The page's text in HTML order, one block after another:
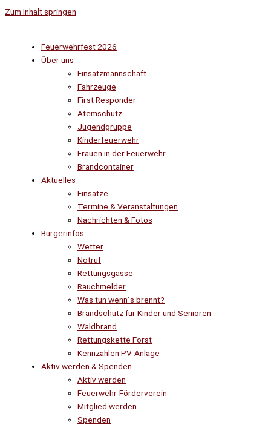
Zum Inhalt springen
Feuerwehrfest 2026
Über uns
Einsatzmannschaft
Fahrzeuge
First Responder
Atemschutz
Jugendgruppe
Kinderfeuerwehr
Frauen in der Feuerwehr
Brandcontainer
Aktuelles
Einsätze
Termine & Veranstaltungen
Nachrichten & Fotos
Bürgerinfos
Wetter
Notruf
Rettungsgasse
Rauchmelder
Was tun wenn´s brennt?
Brandschutz für Kinder und Senioren
Waldbrand
Rettungskette Forst
Kennzahlen PV-Anlage
Aktiv werden & Spenden
Aktiv werden
Feuerwehr-Förderverein
Mitglied werden
Spenden